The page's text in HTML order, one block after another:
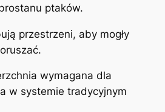
ptaków.
przestrzeni, aby mogły
wymagana dla
w systemie tradycyjnym